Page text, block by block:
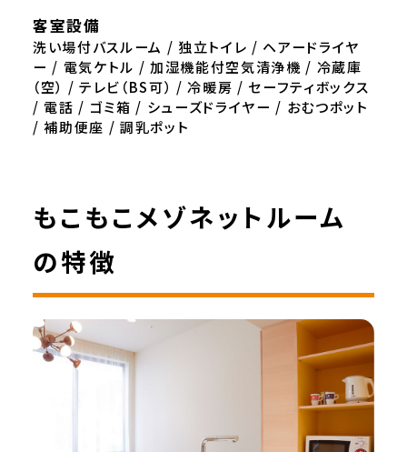
客室設備
洗い場付バスルーム / 独立トイレ / ヘアードライヤ
ー / 電気ケトル / 加湿機能付空気清浄機 / 冷蔵庫
（空） / テレビ（BS可） / 冷暖房 / セーフティボックス
/ 電話 / ゴミ箱 / シューズドライヤー / おむつポット
/ 補助便座 / 調乳ポット
もこもこメゾネットルーム
の特徴